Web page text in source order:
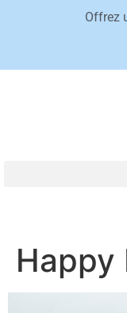
Offrez
Happy